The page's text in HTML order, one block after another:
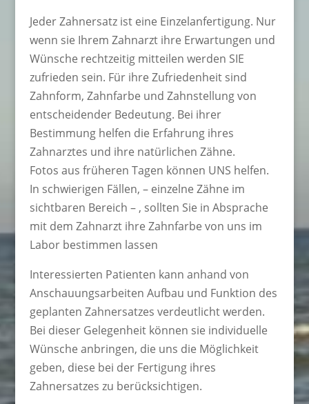
Jeder Zahnersatz ist eine Einzelanfertigung. Nur
wenn sie Ihrem Zahnarzt ihre Erwartungen und
Wünsche rechtzeitig mitteilen werden SIE
zufrieden sein. Für ihre Zufriedenheit sind
Zahnform, Zahnfarbe und Zahnstellung von
entscheidender Bedeutung. Bei ihrer
Bestimmung helfen die Erfahrung ihres
Zahnarztes und ihre natürlichen Zähne.
Fotos aus früheren Tagen können UNS helfen.
In schwierigen Fällen, – einzelne Zähne im
sichtbaren Bereich – , sollten Sie in Absprache
mit dem Zahnarzt ihre Zahnfarbe von uns im
Labor bestimmen lassen
Interessierten Patienten kann anhand von
Anschauungsarbeiten Aufbau und Funktion des
geplanten Zahnersatzes verdeutlicht werden.
Bei dieser Gelegenheit können sie individuelle
Wünsche anbringen, die uns die Möglichkeit
geben, diese bei der Fertigung ihres
Zahnersatzes zu berücksichtigen.